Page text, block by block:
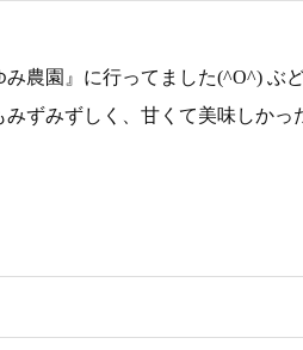
農園』に行ってました(^O^) ぶ
ずみずしく、甘くて美味しかっ